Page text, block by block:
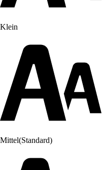
Klein
Mittel(Standard)